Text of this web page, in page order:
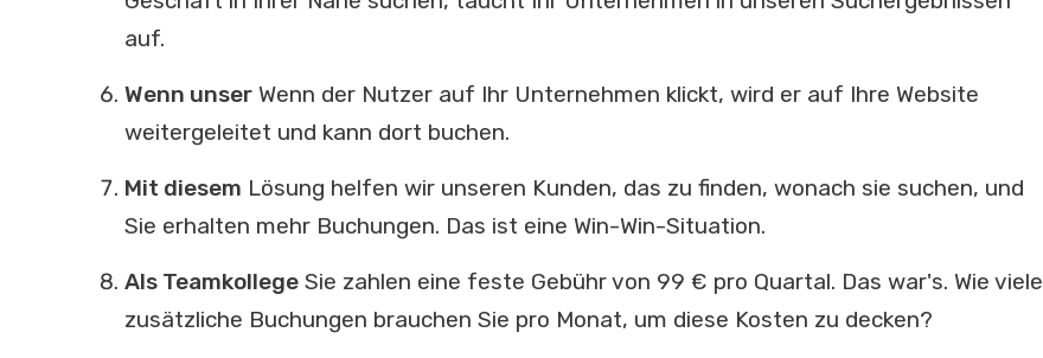
auf.
Wenn unserWenn der Nutzer auf Ihr Unternehmen klickt, wird er auf Ihre Website
weitergeleitet und kann dort buchen.
Mit diesem Lösung helfen wir unseren Kunden, das zu finden, wonach sie suchen, und
Sie erhalten mehr Buchungen. Das ist eine Win-Win-Situation.
Als TeamkollegeSie zahlen eine feste Gebühr von 99 € pro Quartal. Das war's. Wie viele
zusätzliche Buchungen brauchen Sie pro Monat, um diese Kosten zu decken?